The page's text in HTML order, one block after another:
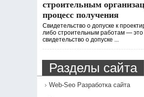
строительным
процесс получения
Свидетельство о допуске к
либо строительным работам — это
свидетельство о допуске ...
Разделы сайта
Web-Seo Разработка сайта